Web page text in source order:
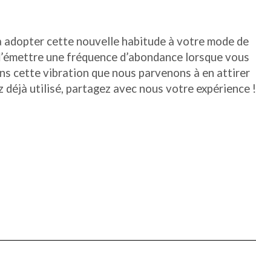
adopter cette nouvelle habitude à votre mode de
une fréquence d’abondance lorsque vous
cette vibration que nous parvenons à en attirer
déjà utilisé, partagez avec nous votre expérience !